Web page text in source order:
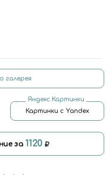
галерея
Яндекс.Картинки
Картинки с Yandex
за 1120